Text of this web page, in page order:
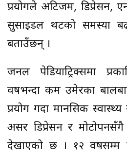
प्रयोगले अटिजम, डिप्रेसन,
सुसाइडल थटको समस्या
बताउँछन् ।
जर्नल पेडियाट्रिक्समा
वर्षभन्दा कम उमेरका
प्रयोग गर्दा मानसिक
असर डिप्रेसन र मोटोपनसँगै
देखाएको छ । १२ वर्षसम्म